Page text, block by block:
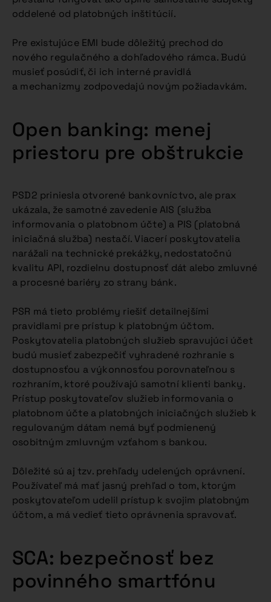
oddelené od platobných inštitúcií.
Pre existujúce EMI bude dôležitý prechod do
nového regulačného a dohľadového rámca. Budú
musieť posúdiť, či ich interné pravidlá
a mechanizmy zodpovedajú novým požiadavkám.
Open banking: menej
priestoru pre obštrukcie
PSD2 priniesla otvorené bankovníctvo, ale prax
ukázala, že samotné zavedenie AIS (služba
informovania o platobnom účte) a PIS (platobná
iniciačná služba) nestačí. Viacerí poskytovatelia
narážali na technické prekážky, nedostatočnú
kvalitu API, rozdielnu dostupnosť dát alebo zmluvné
a procesné bariéry zo strany bánk.
PSR má tieto problémy riešiť detailnejšími
pravidlami pre prístup k platobným účtom.
Poskytovatelia platobných služieb spravujúci účet
budú musieť zabezpečiť vyhradené rozhranie s
dostupnosťou a výkonnosťou porovnateľnou s
rozhraním, ktoré používajú samotní klienti banky.
Prístup poskytovateľov služieb informovania o
platobnom účte a platobných iniciačných služieb k
regulovaným dátam nemá byť podmienený
osobitným zmluvným vzťahom s bankou.
Dôležité sú aj tzv. prehľady udelených oprávnení.
Používateľ má mať jasný prehľad o tom, ktorým
poskytovateľom udelil prístup k svojim platobným
účtom, a má vedieť tieto oprávnenia spravovať.
SCA: bezpečnosť bez
povinného smartfónu